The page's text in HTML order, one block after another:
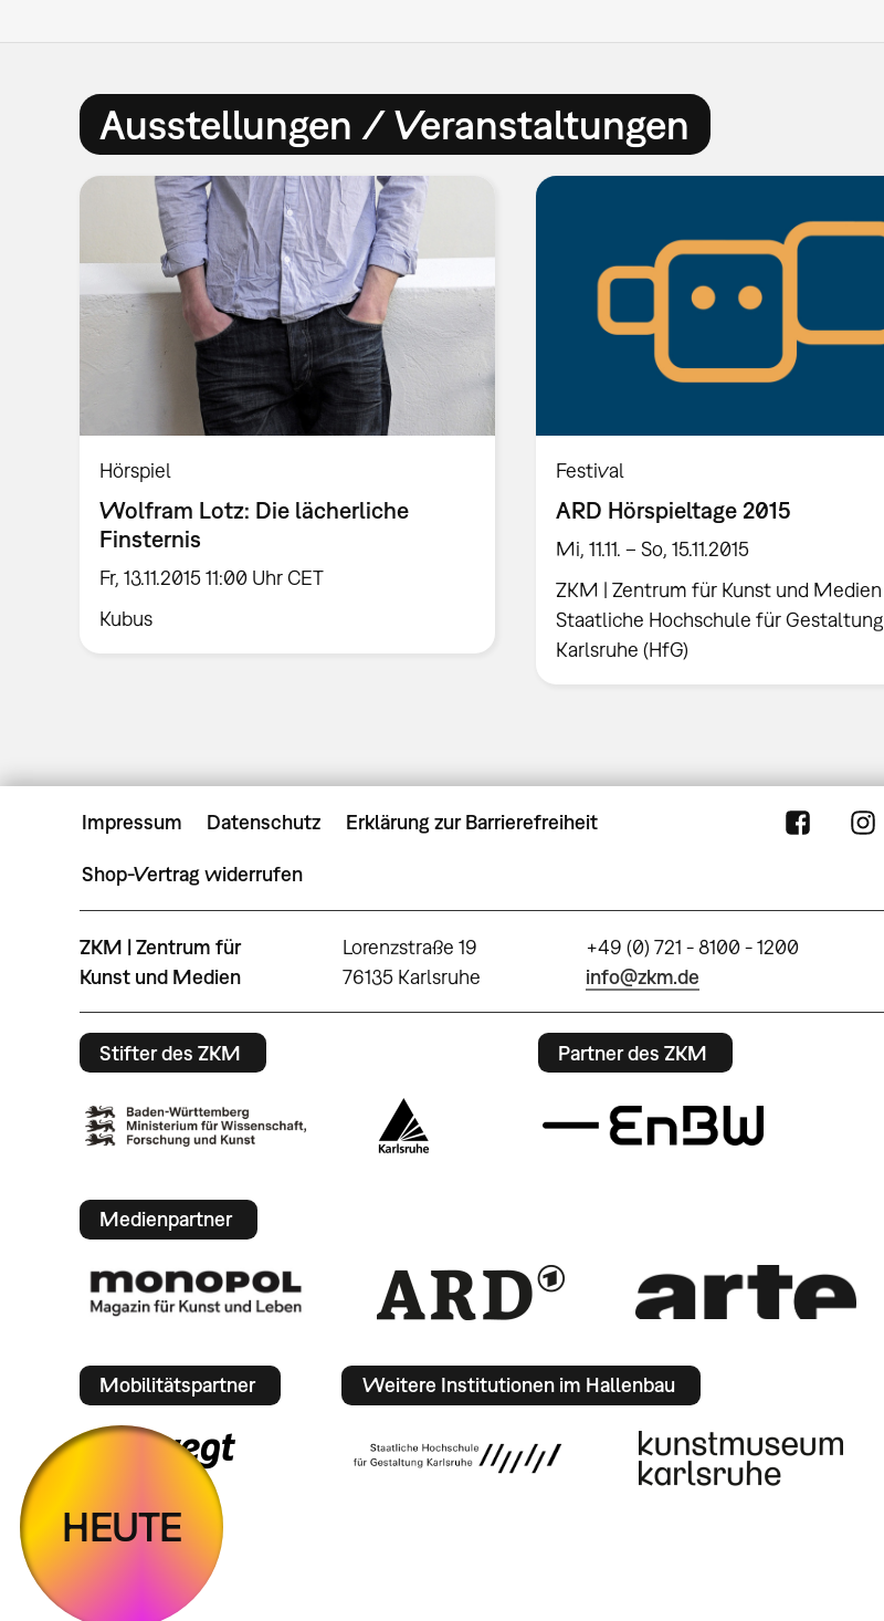
Ausstellungen / Veranstaltungen
Hörspiel
Wolfram Lotz: Die lächerliche
Finsternis
Fr, 13.11.2015 11:00 Uhr CET
Kubus
Festival
ARD Hörspieltage 2015
Mi, 11.11. – So, 15.11.2015
ZKM | Zentrum für Kunst und Medien
Staatliche Hochschule für Gestaltung
Karlsruhe (HfG)
Impressum Datenschutz Erklärung zur Barrierefreiheit
Shop-Vertrag widerrufen
ZKM | Zentrum für
Kunst und Medien
Lorenzstraße 19
76135 Karlsruhe
+49 (0) 721 - 8100 - 1200
info@zkm.de
Stifter des ZKM Partner des ZKM
Medienpartner
Mobilitätspartner Weitere Institutionen im Hallenbau
HEUTE